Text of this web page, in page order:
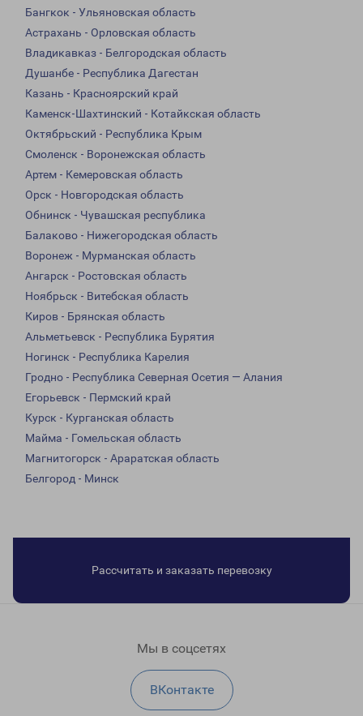
Бангкок - Ульяновская область
Астрахань - Орловская область
Владикавказ - Белгородская область
Душанбе - Республика Дагестан
Казань - Красноярский край
Каменск-Шахтинский - Котайкская область
Октябрьский - Республика Крым
Смоленск - Воронежская область
Артем - Кемеровская область
Орск - Новгородская область
Обнинск - Чувашская республика
Балаково - Нижегородская область
Воронеж - Мурманская область
Ангарск - Ростовская область
Ноябрьск - Витебская область
Киров - Брянская область
Альметьевск - Республика Бурятия
Ногинск - Республика Карелия
Гродно - Республика Северная Осетия — Алания
Егорьевск - Пермский край
Курск - Курганская область
Майма - Гомельская область
Магнитогорск - Араратская область
Белгород - Минск
Рассчитать и заказать перевозку
Мы в соцсетях
ВКонтакте